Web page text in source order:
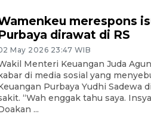
merespons
dirawat di RS
May 2026 23:47 WIB
Menteri Keuangan Juda
di media sosial yang
Purbaya Yudhi Sadewa
“Wah enggak tahu saya.
...